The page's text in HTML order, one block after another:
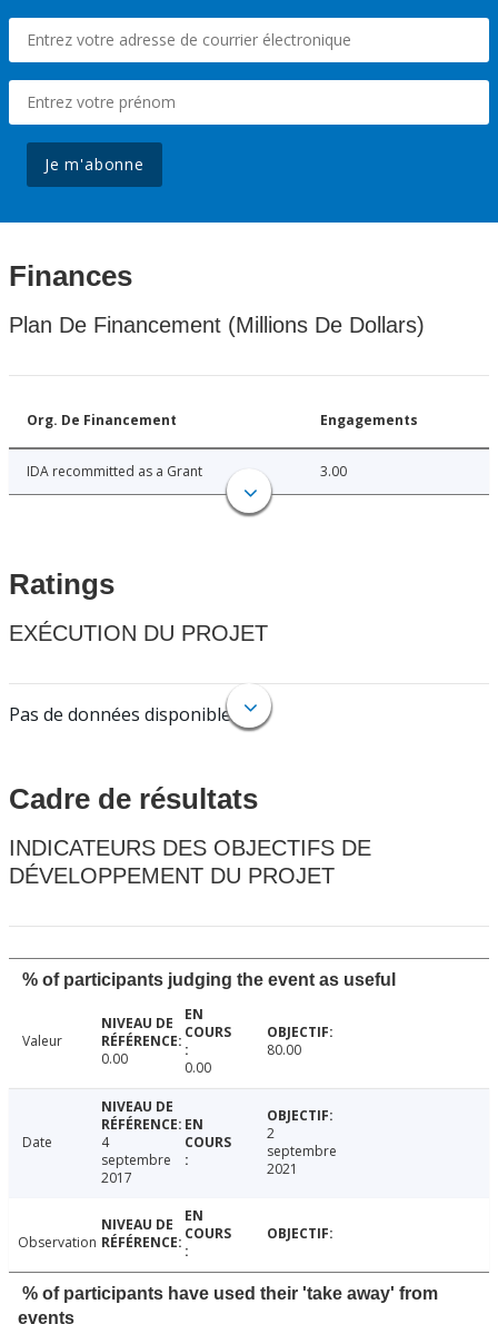
Je m'abonne
Finances
Plan De Financement (Millions De Dollars)
Org. De Financement Engagements
IDA recommitted as a Grant 3.00
Ratings
EXÉCUTION DU PROJET
Pas de données disponibles.
Cadre de résultats
INDICATEURS DES OBJECTIFS DE
DÉVELOPPEMENT DU PROJET
% of participants judging the event as useful
Valeur
0.00
0.00
80.00
Date
4
septembre
2017
2
septembre
2021
Observation
% of participants have used their 'take away' from
events